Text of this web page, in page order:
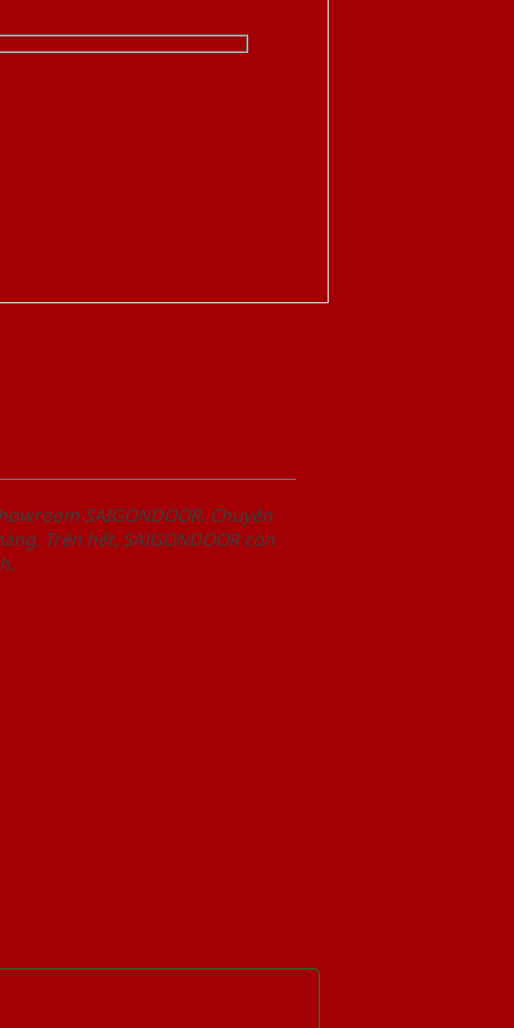
SAIGONDOOR. Chuyên
Trên hết, SAIGONDOOR còn